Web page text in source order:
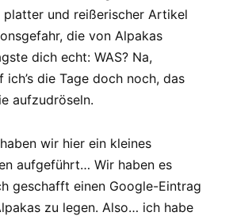
platter und reißerischer Artikel
die von Alpakas
dich echt: WAS? Na,
die Tage doch noch, das
aufzudröseln.
wir hier ein kleines
aufgeführt… Wir haben es
geschafft einen Google-Eintrag
zu legen. Also… ich habe